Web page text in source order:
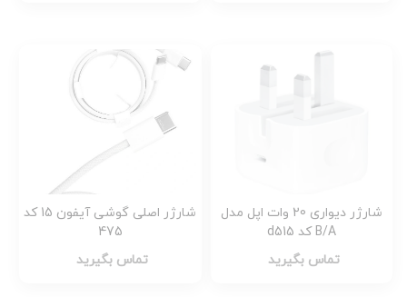
شارژر دیواری 20 وات اپل مدل
B/A کد d515
تماس بگیرید
شارژر اصلی گوشی آیفون 15 کد
475
تماس بگیرید